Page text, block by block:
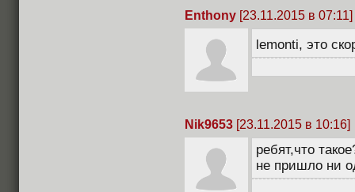
Enthony [23.11.2015 в 07:11]
lemonti, это
Nik9653 [23.11.2015 в 10:16]
ребят,что
не пришло ни